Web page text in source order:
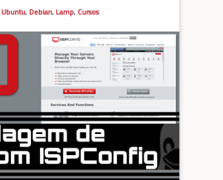
Ubuntu, Debian, Lamp, Cursos